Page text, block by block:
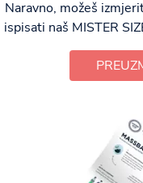
Naravno, možeš
ispisati naš MISTER